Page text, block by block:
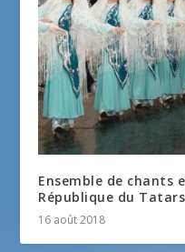
Ensemble de chants
République du
16 août 2018